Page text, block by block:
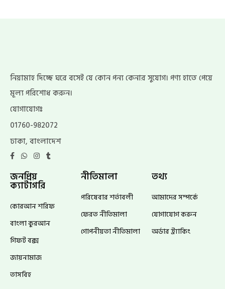
নিয়ামাহ দিচ্ছে ঘরে বসেই যে কোন পন্য কেনার সুযোগ। পণ্য হাতে পেয়ে
মূল্য পরিশোধ করুন।
যোগাযোগঃ
01760-982072
ঢাকা, বাংলাদেশ
জনপ্রিয়
ক্যাটাগরি
কোরআন শরিফ
বাংলা কুরআন
গিফট বক্স
জায়নামাজ
তাসবিহ
নীতিমালা
পরিষেবার শর্তাবলী
ফেরত নীতিমালা
গোপনীয়তা নীতিমালা
তথ্য
আমাদের সম্পর্কে
যোগাযোগ করুন
অর্ডার ট্র্যাকিং